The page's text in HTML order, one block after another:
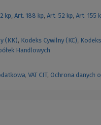
kp, Art. 188 kp, Art. 52 kp, Art. 155
(KK), Kodeks Cywilny (KC),
Handlowych
, VAT CIT, Ochrona danych